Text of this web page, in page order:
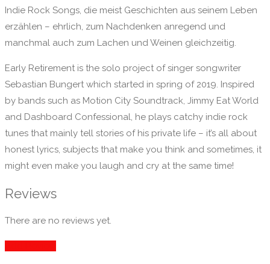
Indie Rock Songs, die meist Geschichten aus seinem Leben
erzählen – ehrlich, zum Nachdenken anregend und
manchmal auch zum Lachen und Weinen gleichzeitig.
Early Retirement is the solo project of singer songwriter
Sebastian Bungert which started in spring of 2019. Inspired
by bands such as Motion City Soundtrack, Jimmy Eat World
and Dashboard Confessional, he plays catchy indie rock
tunes that mainly tell stories of his private life – it’s all about
honest lyrics, subjects that make you think and sometimes, it
might even make you laugh and cry at the same time!
Reviews
There are no reviews yet.